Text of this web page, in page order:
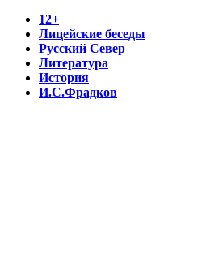
12+
Лицейские беседы
Русский Север
Литература
История
И.С.Фрадков